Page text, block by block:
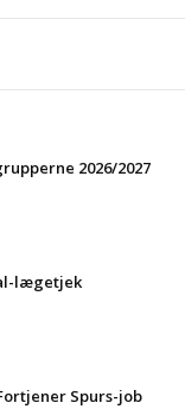
2026/2027
lægetjek
Spurs-job